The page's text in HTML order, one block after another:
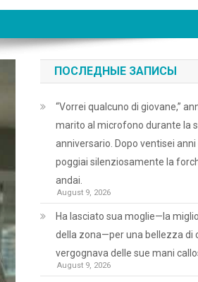
ПОСЛЕДНЫЕ ЗАПИСЫ
“Vorrei qualcuno di giovane,”
marito al microfono durante la
anniversario. Dopo ventisei anni
poggiai silenziosamente la
andai.
August 9, 2026
Ha lasciato sua moglie—la
della zona—per una bellezza di
vergognava delle sue mani
August 9, 2026